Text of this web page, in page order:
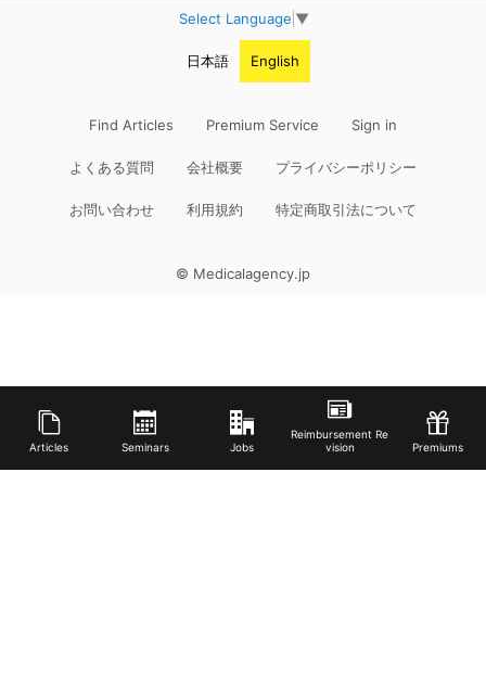
Articles Seminars Jobs
Reimbursement Re
vision
Premiums
Select Language ▼
日本語 English
Find Articles Premium Service Sign in
よくある質問 会社概要 プライバシーポリシー
お問い合わせ 利用規約 特定商取引法について
© Medicalagency.jp